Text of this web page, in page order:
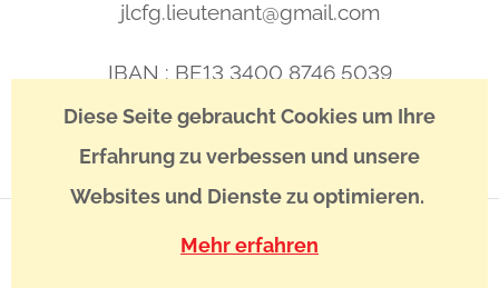
jlcfg.lieutenant@gmail.com
IBAN : BE13 3400 8746 5039
BIC : BBRUBEBB
Diese Seite gebraucht Cookies um Ihre
Erfahrung zu verbessen und unsere
Websites und Dienste zu optimieren.
Mehr erfahren